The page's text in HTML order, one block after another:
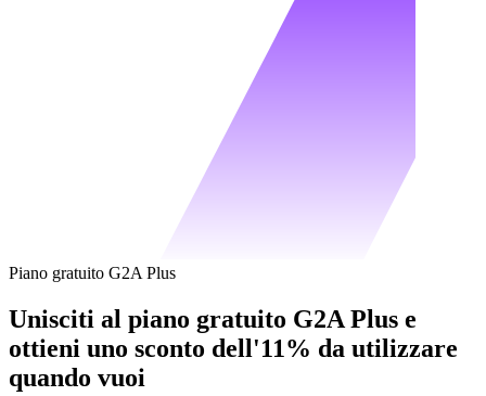
Piano gratuito G2A Plus
Unisciti al piano gratuito G2A Plus e
ottieni uno sconto dell'11% da utilizzare
quando vuoi